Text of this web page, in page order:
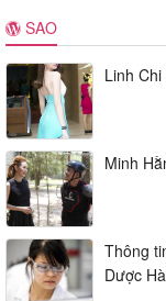
SAO
Linh
Minh
Thông
Dược